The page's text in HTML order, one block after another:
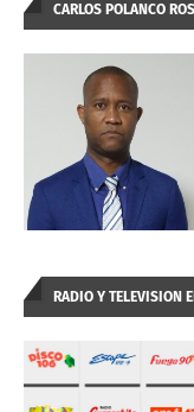
CARLOS POLANCO
RADIO Y TELEVISION